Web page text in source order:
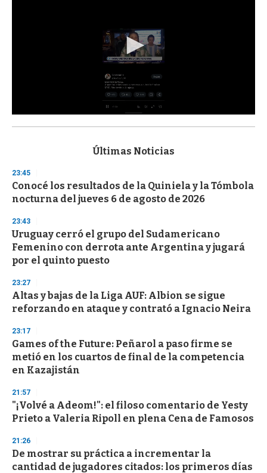
s
d
s
o
f
3
s
e
c
o
d
s
Últimas Noticias
23:45
Conocé los resultados de la Quiniela y la Tómbola
nocturna del jueves 6 de agosto de 2026
23:43
Uruguay cerró el grupo del Sudamericano
Femenino con derrota ante Argentina y jugará
por el quinto puesto
23:27
Altas y bajas de la Liga AUF: Albion se sigue
reforzando en ataque y contrató a Ignacio Neira
23:17
Games of the Future: Peñarol a paso firme se
metió en los cuartos de final de la competencia
en Kazajistán
21:57
"¡Volvé a Adeom!": el filoso comentario de Yesty
Prieto a Valeria Ripoll en plena Cena de Famosos
21:26
De mostrar su práctica a incrementar la
cantidad de jugadores citados: los primeros días